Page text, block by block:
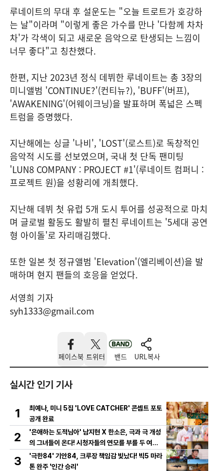
루네이트의 무대 후 설운도는 "오늘 트로트가 호강하
는 날"이라며 "이렇게 좋은 가수를 만나 '다함께 차차
차'가 각색이 되고 새로운 음악으로 탄생되는 느낌이
너무 좋다"고 칭찬했다.
한편, 지난 2023년 정식 데뷔한 루네이트는 총 3장의
미니앨범 'CONTINUE?'(컨티뉴?), 'BUFF'(버프),
'AWAKENING'(어웨이크닝)을 발표하며 폭넓은 스펙
트럼을 증명했다.
지난해에는 싱글 '나비', 'LOST'(로스트)로 독창적인
음악적 시도를 선보였으며, 국내 첫 단독 팬미팅
'LUN8 COMPANY : PROJECT #1'(루네이트 컴퍼니 :
프로젝트 원)을 성황리에 개최했다.
지난해 데뷔 첫 유럽 5개 도시 투어를 성공적으로 마치
며 글로벌 활동도 활발히 펼친 루네이트는 '5세대 공연
형 아이돌'로 자리매김했다.
또한 일본 첫 정규앨범 'Elevation'(엘리베이션)을 발
매하며 현지 팬들의 호응을 얻었다.
서영희 기자
syh1333@gmail.com
페이스북 트위터 밴드 URL복사
실시간 인기 기사
1
최예나, 미니 5집 'LOVE CATCHER' 콘셉트 포토
공개 완료
2
'은애하는 도적님아' 남지현 X 한소은, 극과 극 개성
의 그녀들이 온다! 시청자들의 연모를 부를 두 여인
의 활약은?
3
'극한84' 기안84, 크루장 책임감 빛났다! 빅5 마라
톤 완주 '인간 승리'